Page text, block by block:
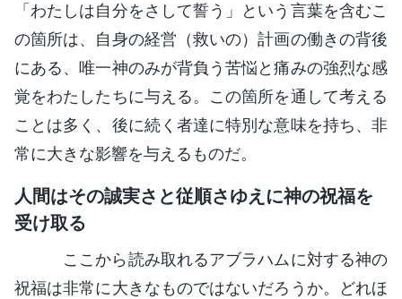
「わたしは自分をさして誓う」という言葉を含むこ
の箇所は、自身の経営（救いの）計画の働きの背後
にある、唯一神のみが背負う苦悩と痛みの強烈な感
覚をわたしたちに与える。この箇所を通して考える
ことは多く、後に続く者達に特別な意味を持ち、非
常に大きな影響を与えるものだ。
人間はその誠実さと従順さゆえに神の祝福を
受け取る
ここから読み取れるアブラハムに対する神の
祝福は非常に大きなものではないだろうか。どれほ